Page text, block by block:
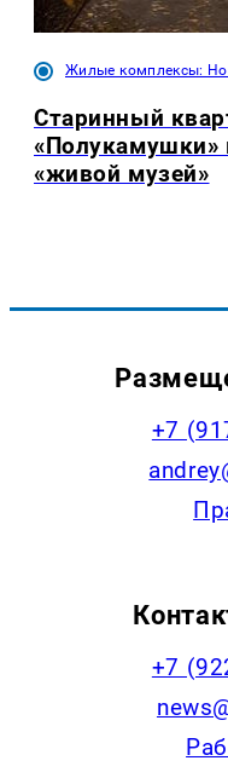
Жилые комплексы:
Старинный
«Полукамушки»
«живой музей»
+7
+7